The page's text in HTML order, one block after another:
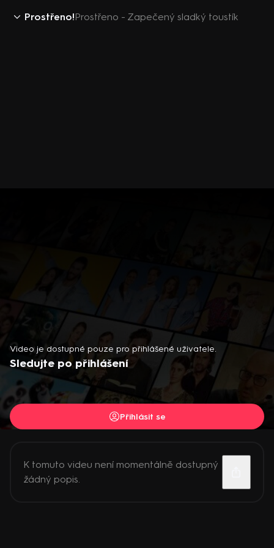
Prostřeno!Prostřeno - Zapečený sladký toustík
Video je dostupné pouze pro přihlášené uživatele.
Sledujte po přihlášení
Přihlásit se
K tomuto videu není momentálně dostupný
žádný popis.